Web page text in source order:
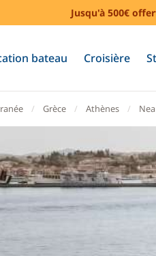
Jusqu'à 500€
bateau Croisière
Grèce Athènes